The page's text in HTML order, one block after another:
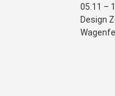
05.11 –
Design